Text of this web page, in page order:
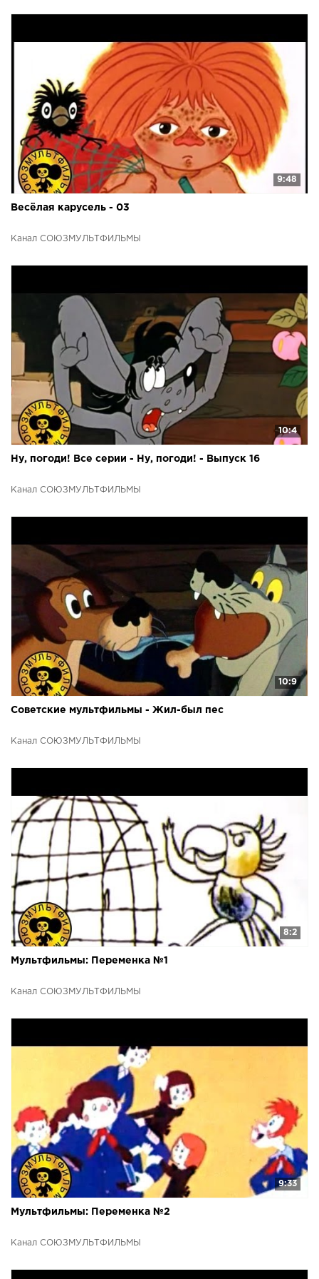
9:48
Весёлая карусель - 03
Канал СОЮЗМУЛЬТФИЛЬМЫ
10:4
Ну, погоди! Все серии - Ну, погоди! - Выпуск 16
Канал СОЮЗМУЛЬТФИЛЬМЫ
10:9
Советские мультфильмы - Жил-был пес
Канал СОЮЗМУЛЬТФИЛЬМЫ
8:2
Мультфильмы: Переменка №1
Канал СОЮЗМУЛЬТФИЛЬМЫ
9:33
Мультфильмы: Переменка №2
Канал СОЮЗМУЛЬТФИЛЬМЫ